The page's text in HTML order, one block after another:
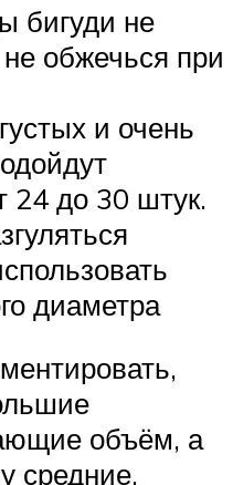
бигуди не
обжечься при
и очень
24 до 30 штук.
диаметра
объём, а
средние,